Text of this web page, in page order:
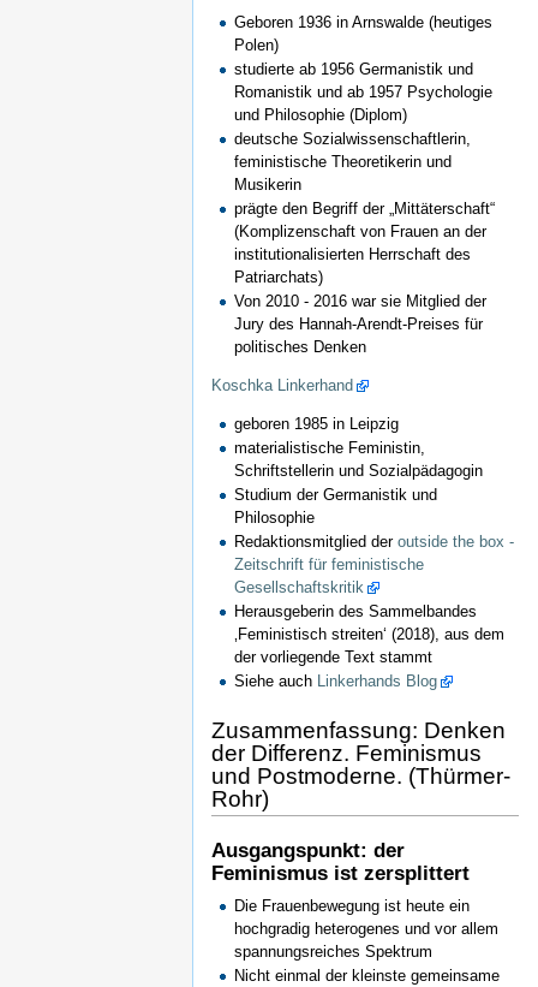
Geboren 1936 in Arnswalde (heutiges
Polen)
studierte ab 1956 Germanistik und
Romanistik und ab 1957 Psychologie
und Philosophie (Diplom)
deutsche Sozialwissenschaftlerin,
feministische Theoretikerin und
Musikerin
prägte den Begriff der „Mittäterschaft“
(Komplizenschaft von Frauen an der
institutionalisierten Herrschaft des
Patriarchats)
Von 2010 - 2016 war sie Mitglied der
Jury des Hannah-Arendt-Preises für
politisches Denken
Koschka Linkerhand
geboren 1985 in Leipzig
materialistische Feministin,
Schriftstellerin und Sozialpädagogin
Studium der Germanistik und
Philosophie
Redaktionsmitglied deroutside the box -
Zeitschrift für feministische
Gesellschaftskritik
Herausgeberin des Sammelbandes
‚Feministisch streiten‘ (2018), aus dem
der vorliegende Text stammt
Siehe auch
Linkerhands Blog
Zusammenfassung: Denken
der Differenz. Feminismus
und Postmoderne. (Thürmer-
Rohr)
Ausgangspunkt: der
Feminismus ist zersplittert
Die Frauenbewegung ist heute ein
hochgradig heterogenes und vor allem
spannungsreiches Spektrum
Nicht einmal der kleinste gemeinsame